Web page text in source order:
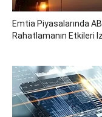
Emtia Piyasalarında
Rahatlamanın Etkileri